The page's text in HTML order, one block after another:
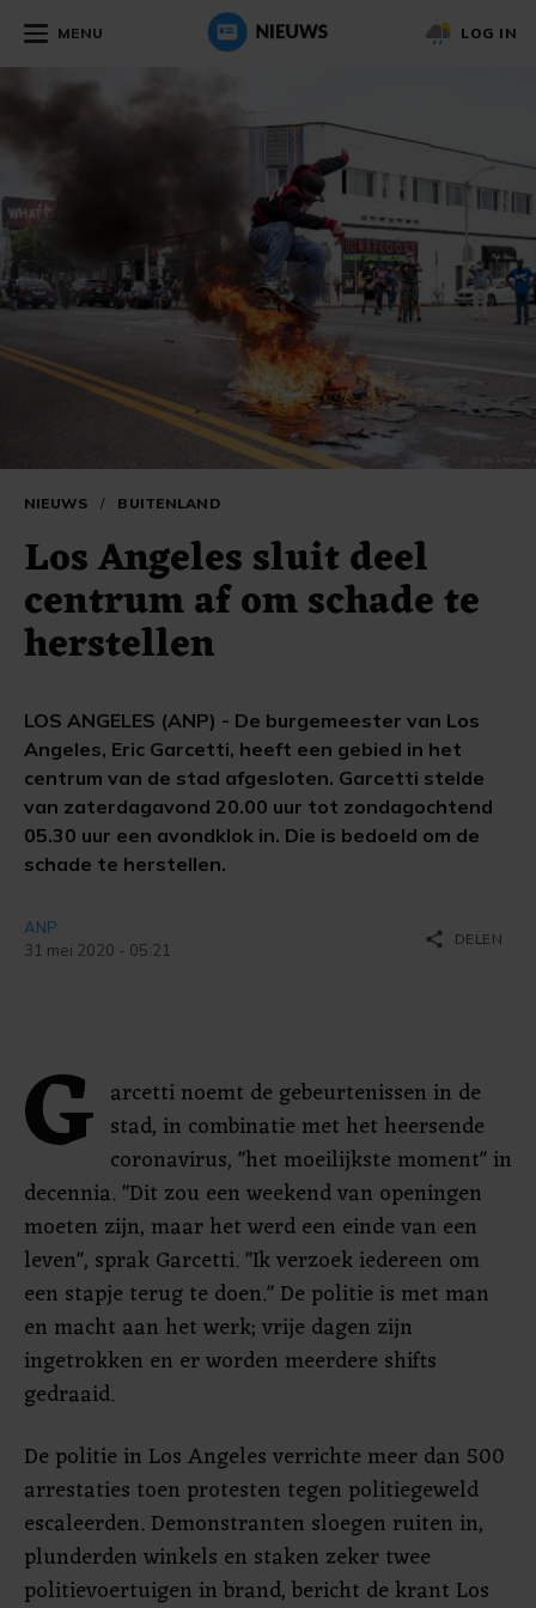
MENU LOG IN
NIEUWS / BUITENLAND
Los Angeles sluit deel
centrum af om schade te
herstellen
LOS ANGELES (ANP) - De burgemeester van Los
Angeles, Eric Garcetti, heeft een gebied in het
centrum van de stad afgesloten. Garcetti stelde
van zaterdagavond 20.00 uur tot zondagochtend
05.30 uur een avondklok in. Die is bedoeld om de
schade te herstellen.
ANP
31 mei 2020 - 05:21
share DELEN
G arcetti noemt de gebeurtenissen in de
stad, in combinatie met het heersende
coronavirus, "het moeilijkste moment" in
decennia. "Dit zou een weekend van openingen
moeten zijn, maar het werd een einde van een
leven", sprak Garcetti. "Ik verzoek iedereen om
een stapje terug te doen." De politie is met man
en macht aan het werk; vrije dagen zijn
ingetrokken en er worden meerdere shifts
gedraaid.
De politie in Los Angeles verrichte meer dan 500
arrestaties toen protesten tegen politiegeweld
escaleerden. Demonstranten sloegen ruiten in,
plunderden winkels en staken zeker twee
politievoertuigen in brand, bericht de krant Los